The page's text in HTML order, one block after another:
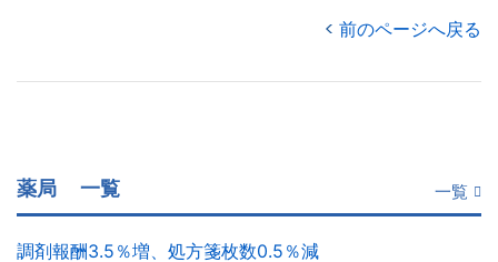
前のページへ戻る
薬局 一覧 一覧
調剤報酬3.5％増、処方箋枚数0.5％減